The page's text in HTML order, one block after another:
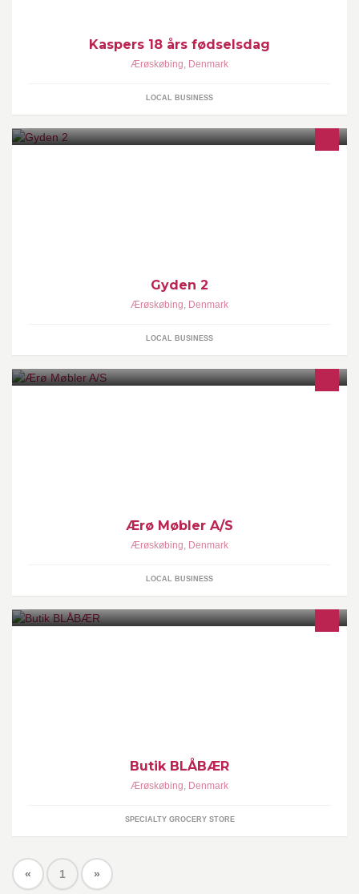
Kaspers 18 års fødselsdag
Ærøskøbing, Denmark
LOCAL BUSINESS
Gyden 2
Ærøskøbing, Denmark
LOCAL BUSINESS
Ærø Møbler A/S
Ærøskøbing, Denmark
LOCAL BUSINESS
Butik BLÅBÆR
Ærøskøbing, Denmark
SPECIALTY GROCERY STORE
« 1 »